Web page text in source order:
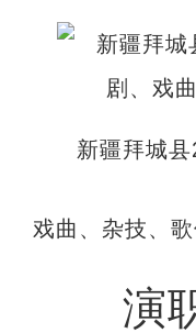
新疆拜城
戏曲、杂技、
演职